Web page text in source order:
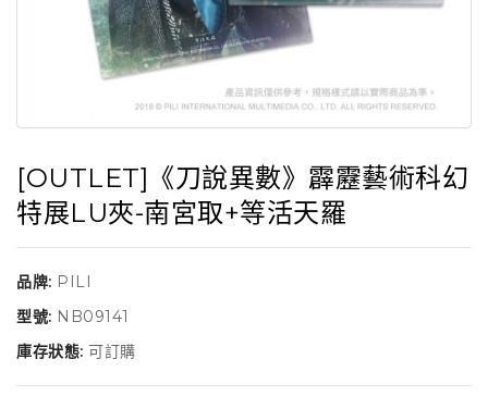
[OUTLET]《刀說異數》霹靂藝術科幻
特展LU夾-南宮取+等活天羅
品牌: PILI
型號: NB09141
庫存狀態: 可訂購